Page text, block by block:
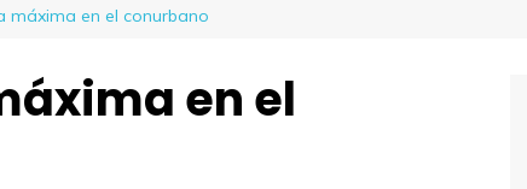
máxima en el conurbano
en el